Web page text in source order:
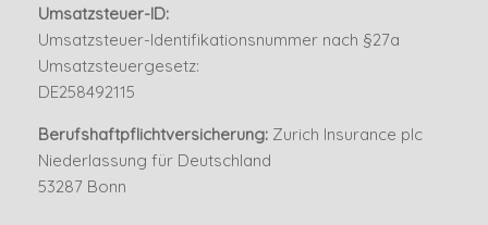
Umsatzsteuer-ID:
Umsatzsteuer-Identifikationsnummer nach §27a
Umsatzsteuergesetz:
DE258492115
Berufshaftpflichtversicherung: Zurich Insurance plc
Niederlassung für Deutschland
53287 Bonn